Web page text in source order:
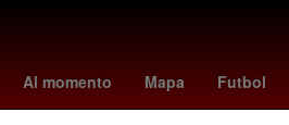
Al momento Mapa Futbol
pago beca rita cetina primaria